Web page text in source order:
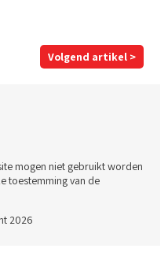
Volgend artikel >
mogen niet gebruikt worden
toestemming van de
2026